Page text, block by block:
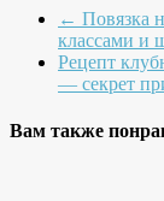
← Повязка
классами и
Рецепт
— секрет
Вам также